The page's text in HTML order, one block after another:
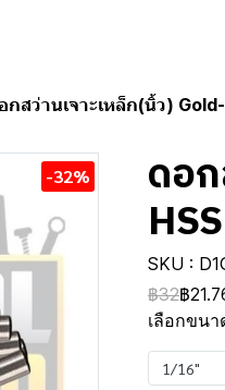
กสว่านเจาะเหล็ก(นิ้ว)
-32% ดอ
SKU :
฿32฿
เลือกขน
1/16"